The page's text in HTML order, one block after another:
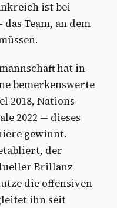
ist bei
Team, an dem
hat in
bemerkenswerte
2018, Nations-
2022 — dieses
gewinnt.
der
Brillanz
die offensiven
ihn seit